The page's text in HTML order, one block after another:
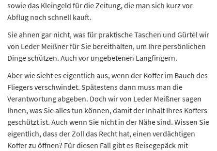
sowie das Kleingeld für die Zeitung, die man sich kurz vor
Abflug noch schnell kauft.
Sie ahnen gar nicht, was für praktische Taschen und Gürtel wir
von Leder Meißner für Sie bereithalten, um Ihre persönlichen
Dinge schützen. Auch vor ungebetenen Langfingern.
Aber wie sieht es eigentlich aus, wenn der Koffer im Bauch des
Fliegers verschwindet. Spätestens dann muss man die
Verantwortung abgeben. Doch wir von Leder Meißner sagen
Ihnen, was Sie alles tun können, damit der Inhalt Ihres Koffers
geschützt ist. Auch wenn Sie nicht in der Nähe sind. Wissen Sie
eigentlich, dass der Zoll das Recht hat, einen verdächtigen
Koffer zu öffnen? Für diesen Fall gibt es Reisegepäck mit